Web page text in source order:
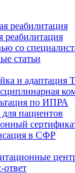
реабилитация
реабилитация
со
статьи
и адаптация
по ИПРА
пациентов
в СФР
ответ